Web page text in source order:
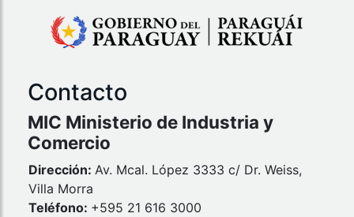
Contacto
MIC Ministerio de Industria y
Comercio
Dirección: Av. Mcal. López 3333 c/ Dr. Weiss,
Villa Morra
Teléfono: +595 21 616 3000